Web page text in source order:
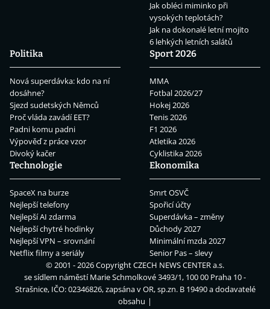
Jak obléci miminko při
vysokých teplotách?
Jak na dokonalé letní mojito
6 lehkých letních salátů
Politika
Nová superdávka: kdo na ní
dosáhne?
Sjezd sudetských Němců
Proč vláda zavádí EET?
Padni komu padni
Výpověď z práce vzor
Divoký kačer
Sport 2026
MMA
Fotbal 2026/27
Hokej 2026
Tenis 2026
F1 2026
Atletika 2026
Cyklistika 2026
Technologie
SpaceX na burze
Nejlepší telefony
Nejlepší AI zdarma
Nejlepší chytré hodinky
Nejlepší VPN – srovnání
Netflix filmy a seriály
Ekonomika
Smrt OSVČ
Spořicí účty
Superdávka – změny
Důchody 2027
Minimální mzda 2027
Senior Pas – slevy
© 2001 - 2026 CopyrightCZECH NEWS CENTER a.s.
se sídlem náměstí Marie Schmolkové 3493/1, 100 00 Praha 10 -
Strašnice, IČO: 02346826, zapsána v OR, sp.zn. B 19490 a dodavatelé
obsahu